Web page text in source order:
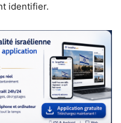
identifier.